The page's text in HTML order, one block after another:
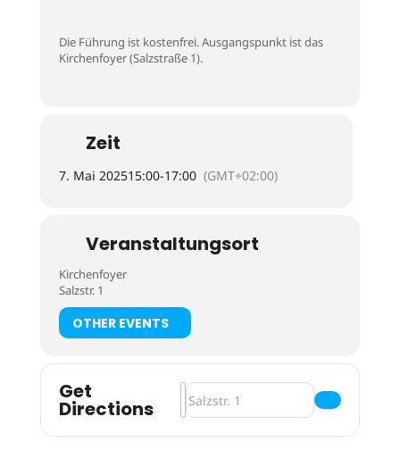
Die Führung ist kostenfrei. Ausgangspunkt ist das
Kirchenfoyer (Salzstraße 1).
Zeit
7. Mai 202515:00-17:00 (GMT+02:00)
Veranstaltungsort
Kirchenfoyer
Salzstr. 1
OTHER EVENTS
Get
Directions
Address - Aegidiikirche und
Destination Address -